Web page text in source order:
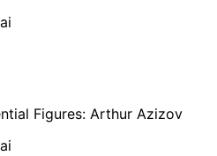
Figures: Arthur Azizov